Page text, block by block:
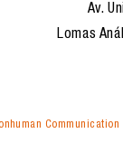
Av.
Lomas